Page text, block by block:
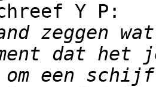
Y P:
zeggen
een